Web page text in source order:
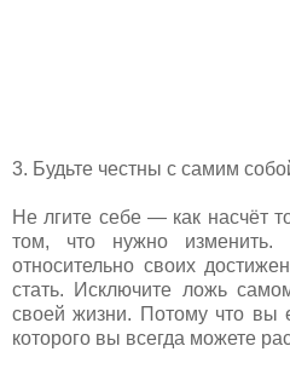
3. Будьте честны с самим
Не лгите себе — как насчёт
том, что нужно изменить.
относительно своих
стать. Исключите ложь
своей жизни. Потому что вы
которого вы всегда можете